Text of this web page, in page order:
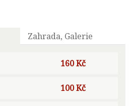
Zahrada, Galerie
160 Kč
100 Kč